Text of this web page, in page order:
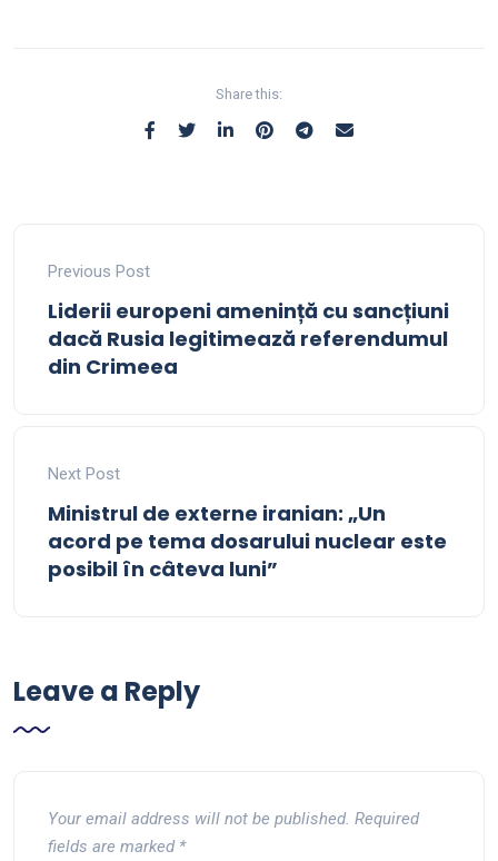
Share this:
Previous Post
Liderii europeni amenință cu sancțiuni
dacă Rusia legitimează referendumul
din Crimeea
Next Post
Ministrul de externe iranian: „Un
acord pe tema dosarului nuclear este
posibil în câteva luni”
Leave a Reply
Your email address will not be published. Required
fields are marked *